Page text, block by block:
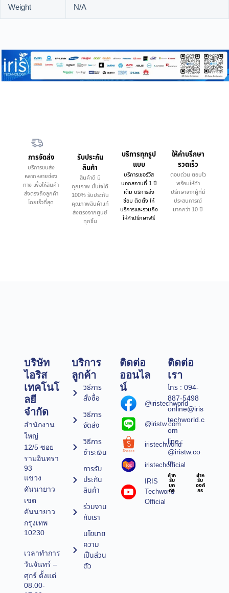
Weight
N/A
การจัดส่ง
บริการขนส่ง
หลากหลายช่อง
ทาง เพื่อให้สินค้า
ส่งตรงถึงลูกค้า
โดยเร็วที่สุด
รับประกัน
สินค้า
สินค้าดี มี
คุณภาพ มั่นใจได้
100% รับประกัน
คุณภาพสินค้าแท้
ส่งตรงจากศูนย์
ทุกชิ้น
บริการทุกรูป
แบบ
บริการเซอร์วิส
นอกสถานที่ 1 ปี
เต็ม บริการส่ง
ซ่อม ติดตั้ง ให้
บริการและรวมถึง
ให้คำปรึกษาฟรี
ให้คำบรึกษา
รวดเร็ว
ตอบด่วน ตอบไว
พร้อมให้คำ
ปรึกษาจากผู้ที่มี
ประสบการณ์
มากกว่า 10 ปี
บริษัท
ไอริส
เทคโนโ
ลยี
จำกัด
สำนักงาน
ใหญ่
12/5 ซอย
รามอินทรา
93
แขวง
คันนายาว
เขต
คันนายาว
กรุงเทพ
10230
เวลาทำการ
วันจันทร์ –
ศุกร์ ตั้งแต่
08.00-
บริการ
ลูกค้า
วิธีการ
สั่งซื้อ
วิธีการ
จัดส่ง
วิธีการ
ชำระเงิน
การรับ
ประกัน
สินค้า
ร่วมงาน
กับเรา
นโยบาย
ความ
เป็นส่วน
ตัว
ติดต่อ
ออนไล
น์
@iristechworld
@iristw.com
iristechworld
iristechofficial
IRIS
Techworld
Official
ติดต่อ
เรา
โทร : 094-
887-5498
online@iris
techworld.c
om
line :
@iristw.co
m
สำห
รับ
บุค
คล
สำห
รับ
องค์
กร